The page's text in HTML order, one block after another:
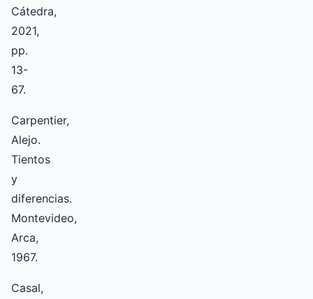
Cátedra,
2021,
pp.
13-
67.
Carpentier,
Alejo.
Tientos
y
diferencias.
Montevideo,
Arca,
1967.
Casal,